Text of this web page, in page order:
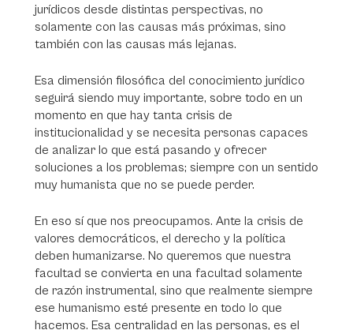
jurídicos desde distintas perspectivas, no
solamente con las causas más próximas, sino
también con las causas más lejanas.
Esa dimensión filosófica del conocimiento jurídico
seguirá siendo muy importante, sobre todo en un
momento en que hay tanta crisis de
institucionalidad y se necesita personas capaces
de analizar lo que está pasando y ofrecer
soluciones a los problemas; siempre con un sentido
muy humanista que no se puede perder.
En eso sí que nos preocupamos. Ante la crisis de
valores democráticos, el derecho y la política
deben humanizarse. No queremos que nuestra
facultad se convierta en una facultad solamente
de razón instrumental, sino que realmente siempre
ese humanismo esté presente en todo lo que
hacemos. Esa centralidad en las personas, es el